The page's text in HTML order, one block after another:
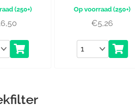
(250+) (250+)
€5,26
Aantal